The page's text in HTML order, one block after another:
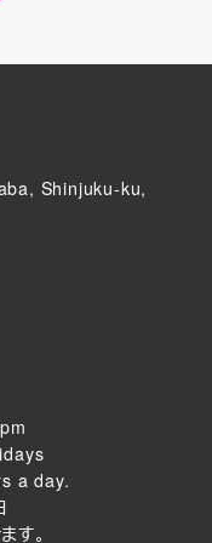
Shinjuku-ku,
a day.
す。